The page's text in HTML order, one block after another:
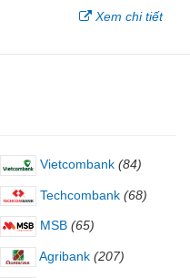
Xem chi tiết
Vietcombank (84)
Techcombank (68)
MSB (65)
Agribank (207)